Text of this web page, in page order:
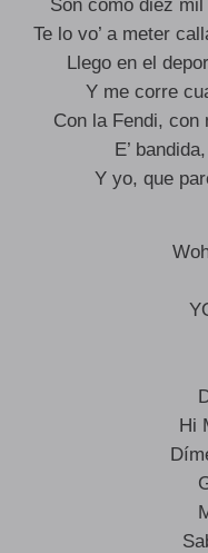
Son como diez
Te lo vo’ a meter
Llego en el
Y me corre
Con la Fendi, con
E’
Y yo, que
Hi